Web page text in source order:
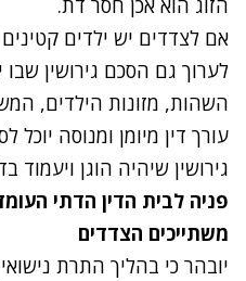
הזוג הוא אכן חסר דת.
אם לצדדים יש ילדים
לערוך גם הסכם גירושין שבו
השהות, מזונות הילדים,
עורך דין מיומן ומנוסה
גירושין שיהיה הוגן ויעמוד
פניה לבית הדין הדתי
משתייכים הצדדים
יובהר כי בהליך התרת